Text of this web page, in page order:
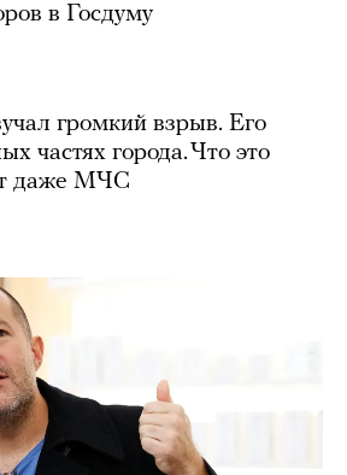
в Госдуму
громкий взрыв. Его
частях города. Что это
даже МЧС